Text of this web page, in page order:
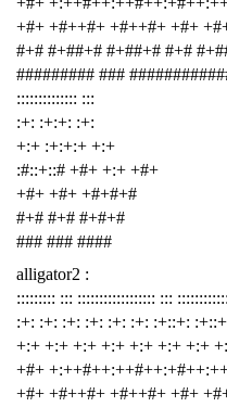
+#+ +#++#+ +#++#+ +#+
#+# #+##+# #+##+# #+#
######### ###
:::::::::::::: :::
:+: :+:+: :+:
+:+ :+:+:+ +:+
:#::+::# +#+ +:+ +#+
+#+ +#+ +#+#+#
#+# #+# #+#+#
### ### ####
alligator2 :
::::::::: ::: :::::::::::::::::: :::
:+: :+: :+: :+: :+: :+: :+::+:
+:+ +:+ +:+ +:+ +:+ +:+ +:+
+#+
+#+ +#++#+ +#++#+ +#+